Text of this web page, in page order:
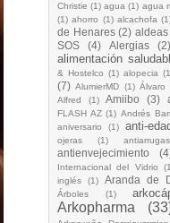
Christie (1) agua (1) agua
(1) ahorro (1) alcachofa
de Henares (2)
SOS
(4) Alergias (2)
alimentación
& Hostelco (1) alopecia
(7) AlumierMD (1) Álvaro
Alfred
(1) Amiibo (3)
FLASH AZ (1) Andrés
aniversario (1) anti-
ojeras
(1) antiarrugas
antienvejecimiento
Internacional del Vidrio
inglés
(1) Aranda de
Árboles
(1)
Arkopharma